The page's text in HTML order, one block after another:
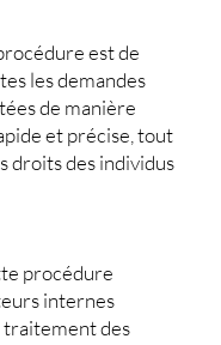
est de
les demandes
de manière
et précise, tout
droits des individus
procédure
internes
traitement des